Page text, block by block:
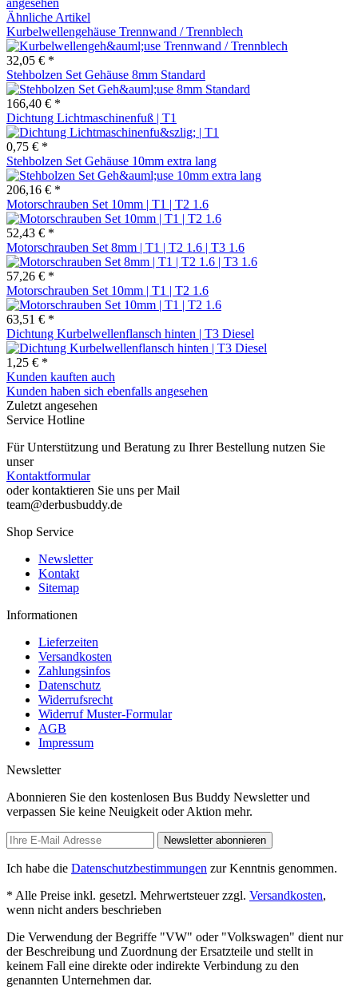
Ähnliche Artikel
Kurbelwellengehäuse Trennwand / Trennblech
32,05 € *
Stehbolzen Set Gehäuse 8mm Standard
166,40 € *
Dichtung Lichtmaschinenfuß | T1
0,75 € *
Stehbolzen Set Gehäuse 10mm extra lang
206,16 € *
Motorschrauben Set 10mm | T1 | T2 1.6
52,43 € *
Motorschrauben Set 8mm | T1 | T2 1.6 | T3 1.6
57,26 € *
Motorschrauben Set 10mm | T1 | T2 1.6
63,51 € *
Dichtung Kurbelwellenflansch hinten | T3 Diesel
1,25 € *
Kunden kauften auch
Kunden haben sich ebenfalls angesehen
Zuletzt angesehen
Service Hotline
Für Unterstützung und Beratung zu Ihrer Bestellung nutzen Sie
unser
Kontaktformular
oder kontaktieren Sie uns per Mail
team@derbusbuddy.de
Shop Service
Newsletter
Kontakt
Sitemap
Informationen
Lieferzeiten
Versandkosten
Zahlungsinfos
Datenschutz
Widerrufsrecht
Widerruf Muster-Formular
AGB
Impressum
Newsletter
Abonnieren Sie den kostenlosen Bus Buddy Newsletter und
verpassen Sie keine Neuigkeit oder Aktion mehr.
Newsletter abonnieren
Ich habe die Datenschutzbestimmungen zur Kenntnis genommen.
* Alle Preise inkl. gesetzl. Mehrwertsteuer zzgl. Versandkosten,
wenn nicht anders beschrieben
Die Verwendung der Begriffe "VW" oder "Volkswagen" dient nur
der Beschreibung und Zuordnung der Ersatzteile und stellt in
keinem Fall eine direkte oder indirekte Verbindung zu den
genannten Unternehmen dar.